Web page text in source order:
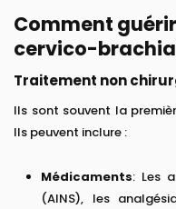
Comment
cervico-
Traitement non
Ils sont souvent la
Ils peuvent inclure :
Médicaments: Les
(AINS), les